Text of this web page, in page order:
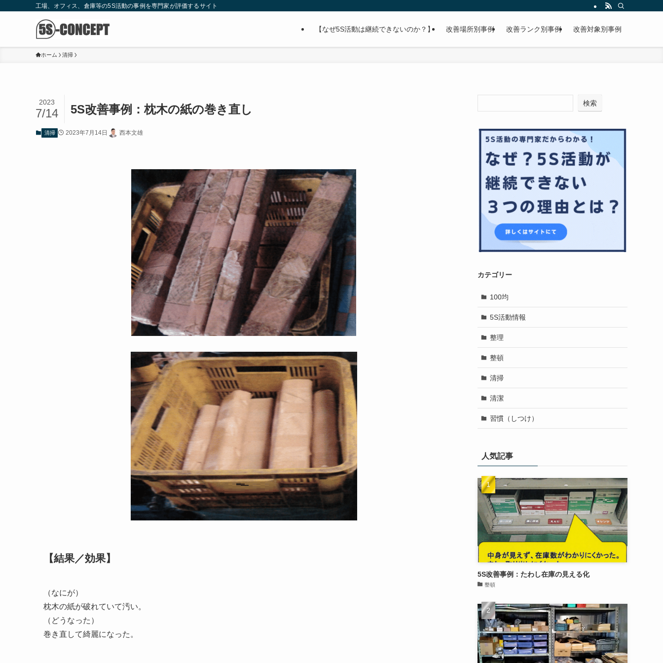
工場、オフィス、倉庫等の5S活動の事例を専門家が評価するサイト
【なぜ5S活動は継続できないのか？】 改善場所別事例 改善ランク別事例 改善対象別事例
ホーム 清掃
5S改善事例：枕木の紙の巻き直し
2023
7/14
清掃 2023年7月14日 西本文雄
【結果／効果】
（なにが）
枕木の紙が破れていて汚い。
（どうなった）
巻き直して綺麗になった。
検索
カテゴリー
100均
5S活動情報
整理
整頓
清掃
清潔
習慣（しつけ）
人気記事
5S改善事例：たわし在庫の見える化
整頓